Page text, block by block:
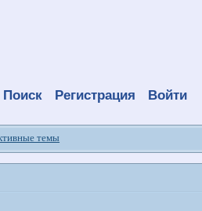
Поиск Регистрация Войти
темы